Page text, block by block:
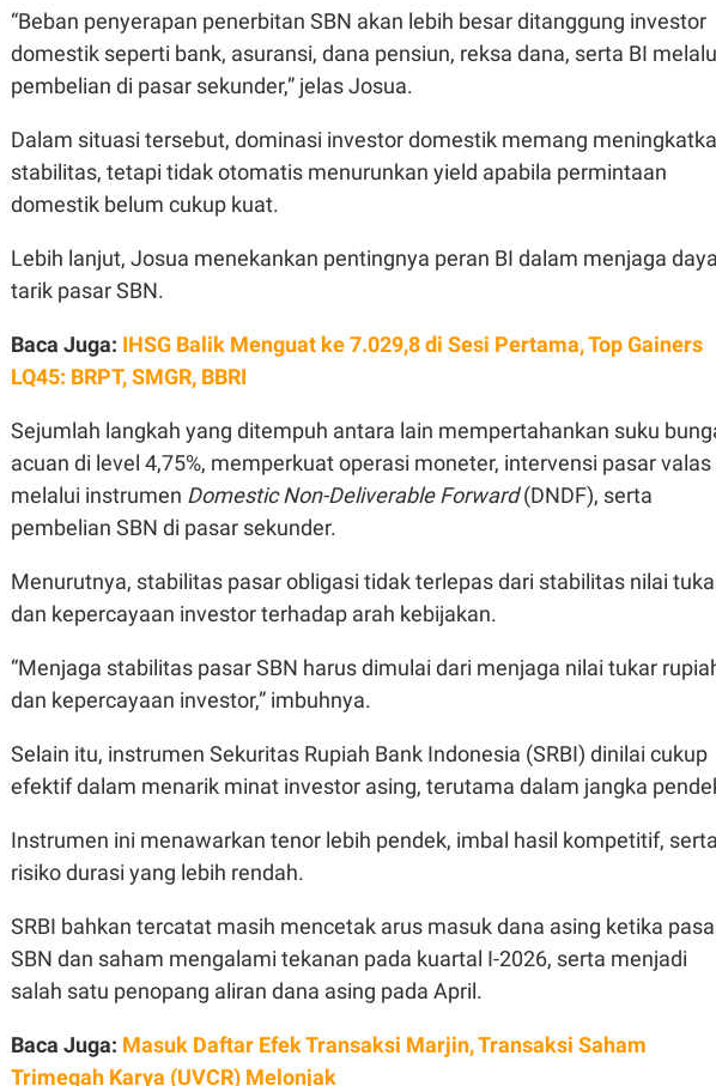
“Beban penyerapan penerbitan SBN akan lebih besar ditanggung investor
domestik seperti bank, asuransi, dana pensiun, reksa dana, serta BI
pembelian di pasar sekunder,” jelas Josua.
Dalam situasi tersebut, dominasi investor domestik memang
stabilitas, tetapi tidak otomatis menurunkan yield apabila permintaan
domestik belum cukup kuat.
Lebih lanjut, Josua menekankan pentingnya peran BI dalam menjaga daya
tarik pasar SBN.
Baca Juga: IHSG Balik Menguat ke 7.029,8 di Sesi Pertama, Top Gainers
LQ45: BRPT, SMGR, BBRI
Sejumlah langkah yang ditempuh antara lain mempertahankan suku
acuan di level 4,75%, memperkuat operasi moneter, intervensi pasar valas
melalui instrumen Domestic Non-Deliverable Forward(DNDF), serta
pembelian SBN di pasar sekunder.
Menurutnya, stabilitas pasar obligasi tidak terlepas dari stabilitas nilai
dan kepercayaan investor terhadap arah kebijakan.
“Menjaga stabilitas pasar SBN harus dimulai dari menjaga nilai tukar
dan kepercayaan investor,” imbuhnya.
Selain itu, instrumen Sekuritas Rupiah Bank Indonesia (SRBI) dinilai cukup
efektif dalam menarik minat investor asing, terutama dalam jangka
Instrumen ini menawarkan tenor lebih pendek, imbal hasil kompetitif, serta
risiko durasi yang lebih rendah.
SRBI bahkan tercatat masih mencetak arus masuk dana asing ketika
SBN dan saham mengalami tekanan pada kuartal I-2026, serta menjadi
salah satu penopang aliran dana asing pada April.
Baca Juga: Masuk Daftar Efek Transaksi Marjin, Transaksi Saham
Trimegah Karya (UVCR) Melonjak